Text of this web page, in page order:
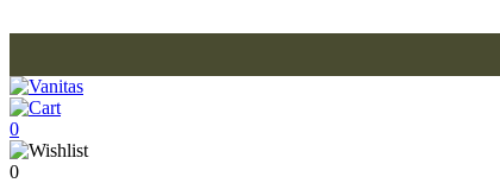
0
0